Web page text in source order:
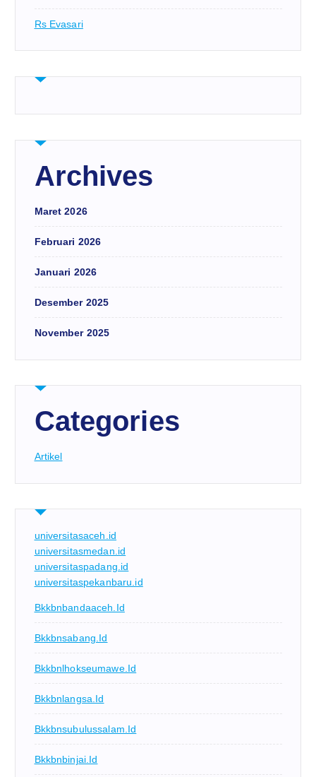
Rs Evasari
Archives
Maret 2026
Februari 2026
Januari 2026
Desember 2025
November 2025
Categories
Artikel
universitasaceh.id
universitasmedan.id
universitaspadang.id
universitaspekanbaru.id
Bkkbnbandaaceh.id
Bkkbnsabang.id
Bkkbnlhokseumawe.id
Bkkbnlangsa.id
Bkkbnsubulussalam.id
Bkkbnbinjai.id